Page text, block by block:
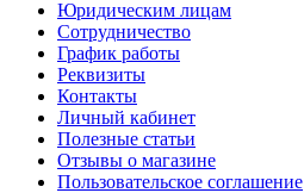
Юридическим лицам
Сотрудничество
График работы
Реквизиты
Контакты
Личный кабинет
Полезные статьи
Отзывы о магазине
Пользовательское соглашение